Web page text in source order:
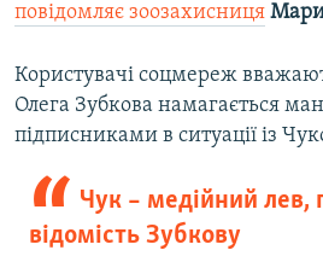
повідомляє зоозахисниця
Користувачі соцмереж
Олега Зубкова намагається
підписниками в ситуації із
Чук – медійний лев,
відомість Зубкову